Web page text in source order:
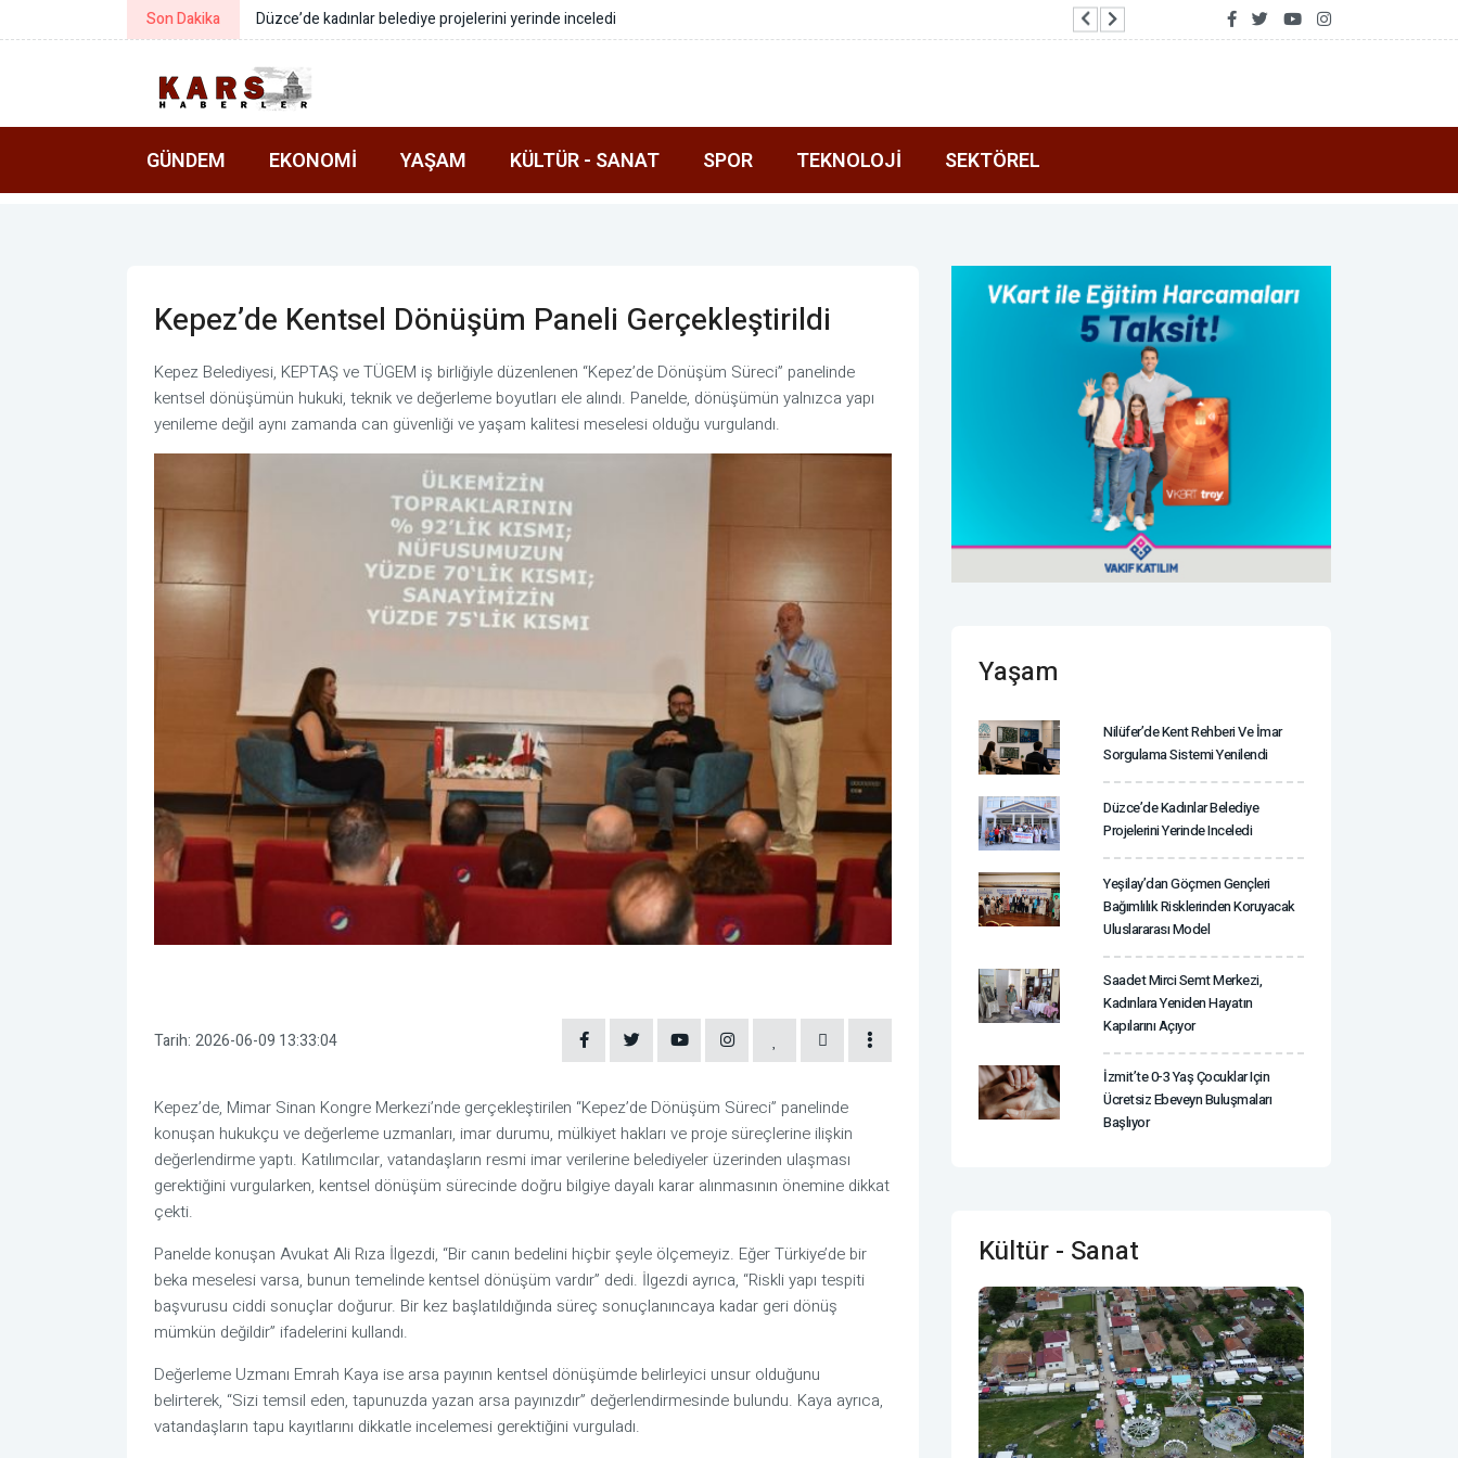
Son Dakika KEGM: Çanakkale Boğazı’nda arızalanan tekne kurtarıldı Saadet Mirci Semt Merkezi, kadınlara yeniden
GÜNDEM EKONOMI YAŞAM KÜLTÜR - SANAT SPOR TEKNOLOJI SEKTÖREL
Kepez’de Kentsel Dönüşüm Paneli Gerçekleştirildi
Kepez Belediyesi, KEPTAŞ ve TÜGEM iş birliğiyle düzenlenen “Kepez’de Dönüşüm Süreci” panelinde
kentsel dönüşümün hukuki, teknik ve değerleme boyutları ele alındı. Panelde, dönüşümün yalnızca yapı
yenileme değil aynı zamanda can güvenliği ve yaşam kalitesi meselesi olduğu vurgulandı.
Tarih: 2026-06-09 13:33:04
Kepez’de, Mimar Sinan Kongre Merkezi’nde gerçekleştirilen “Kepez’de Dönüşüm Süreci” panelinde
konuşan hukukçu ve değerleme uzmanları, imar durumu, mülkiyet hakları ve proje süreçlerine ilişkin
değerlendirme yaptı. Katılımcılar, vatandaşların resmi imar verilerine belediyeler üzerinden ulaşması
gerektiğini vurgularken, kentsel dönüşüm sürecinde doğru bilgiye dayalı karar alınmasının önemine dikkat
çekti.
Panelde konuşan Avukat Ali Rıza İlgezdi, “Bir canın bedelini hiçbir şeyle ölçemeyiz. Eğer Türkiye’de bir
beka meselesi varsa, bunun temelinde kentsel dönüşüm vardır” dedi. İlgezdi ayrıca, “Riskli yapı tespiti
başvurusu ciddi sonuçlar doğurur. Bir kez başlatıldığında süreç sonuçlanıncaya kadar geri dönüş
mümkün değildir” ifadelerini kullandı.
Değerleme Uzmanı Emrah Kaya ise arsa payının kentsel dönüşümde belirleyici unsur olduğunu
belirterek, “Sizi temsil eden, tapunuzda yazan arsa payınızdır” değerlendirmesinde bulundu. Kaya ayrıca,
vatandaşların tapu kayıtlarını dikkatle incelemesi gerektiğini vurguladı.
Yaşam
Nilüfer’de Kent Rehberi Ve İmar
Sorgulama Sistemi Yenilendi
Düzce’de Kadınlar Belediye
Projelerini Yerinde Inceledi
Yeşilay’dan Göçmen Gençleri
Bağımlılık Risklerinden Koruyacak
Uluslararası Model
Saadet Mirci Semt Merkezi,
Kadınlara Yeniden Hayatın
Kapılarını Açıyor
İzmit’te 0-3 Yaş Çocuklar Için
Ücretsiz Ebeveyn Buluşmaları
Başlıyor
Kültür - Sanat